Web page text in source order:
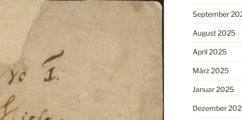
September
August 2025
April 2025
März 2025
Januar 2025
Dezember